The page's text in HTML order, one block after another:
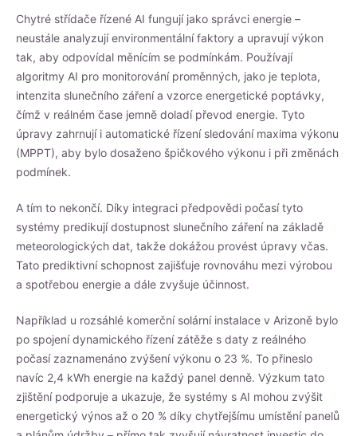
Chytré střídače řízené AI fungují jako správci energie –
neustále analyzují environmentální faktory a upravují výkon
tak, aby odpovídal měnícím se podmínkám. Používají
algoritmy AI pro monitorování proměnných, jako je teplota,
intenzita slunečního záření a vzorce energetické poptávky,
čímž v reálném čase jemně doladí převod energie. Tyto
úpravy zahrnují i automatické řízení sledování maxima výkonu
(MPPT), aby bylo dosaženo špičkového výkonu i při změnách
podmínek.
A tím to nekončí. Díky integraci předpovědi počasí tyto
systémy predikují dostupnost slunečního záření na základě
meteorologických dat, takže dokážou provést úpravy včas.
Tato prediktivní schopnost zajišťuje rovnováhu mezi výrobou
a spotřebou energie a dále zvyšuje účinnost.
Například u rozsáhlé komerční solární instalace v Arizoně bylo
po spojení dynamického řízení zátěže s daty z reálného
počasí zaznamenáno zvýšení výkonu o 23 %. To přineslo
navíc 2,4 kWh energie na každý panel denně. Výzkum tato
zjištění podporuje a ukazuje, že systémy s AI mohou zvýšit
energetický výnos až o 20 % díky chytřejšímu umístění panelů